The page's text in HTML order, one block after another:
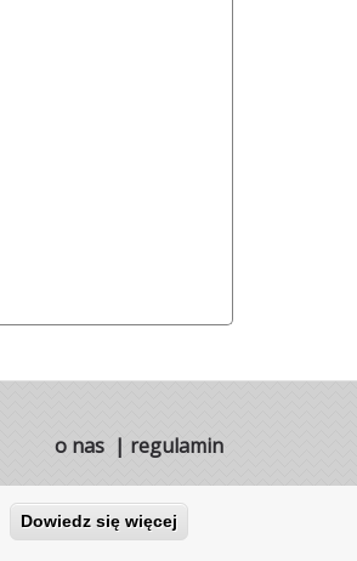
o nas | regulamin
Dowiedz się więcej